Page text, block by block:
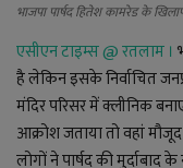
धर्म-संस्कृति
करियर
वीडियो
भाजपा पार्षद हितेश कामरेड के
एसीएन टाइम्स @रतलाम ।
है लेकिन इसके निर्वाचित
मंदिर परिसर में क्लीनिक
आक्रोश जताया तो वहां मौजूद
लोगों ने पार्षद की मुर्दाबाद